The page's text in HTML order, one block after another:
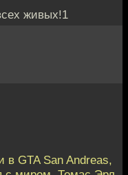
живых!1
GTA San Andreas,